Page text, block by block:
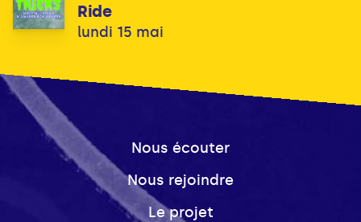
Ride
lundi 15 mai
Nous écouter
Nous rejoindre
Le projet